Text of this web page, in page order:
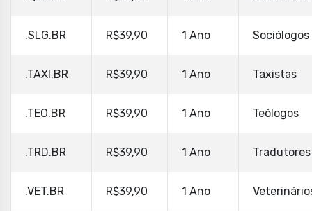
.SLG.BR R$39,90 1 Ano Sociólogos
.TAXI.BR R$39,90 1 Ano Taxistas
.TEO.BR R$39,90 1 Ano Teólogos
.TRD.BR R$39,90 1 Ano Tradutores
.VET.BR R$39,90 1 Ano